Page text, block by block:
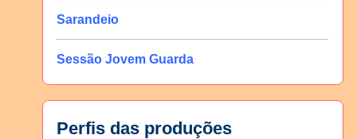
Sarandeio
Sessão Jovem Guarda
Perfis das produções